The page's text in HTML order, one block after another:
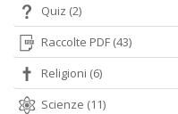
Quiz (2)
Raccolte PDF (43)
Religioni (6)
Scienze (11)